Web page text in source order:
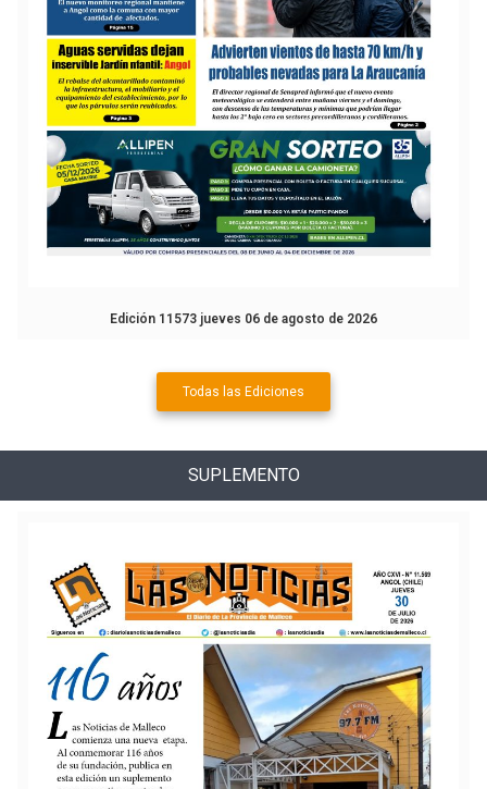
Edición 11573 jueves 06 de agosto de 2026
Todas las Ediciones
SUPLEMENTO